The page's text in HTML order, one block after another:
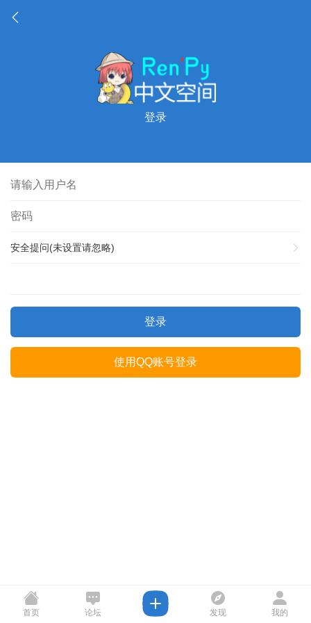
登录
安全提问(未设置请忽略)
登录
使用QQ账号登录
首页 论坛 发现 我的